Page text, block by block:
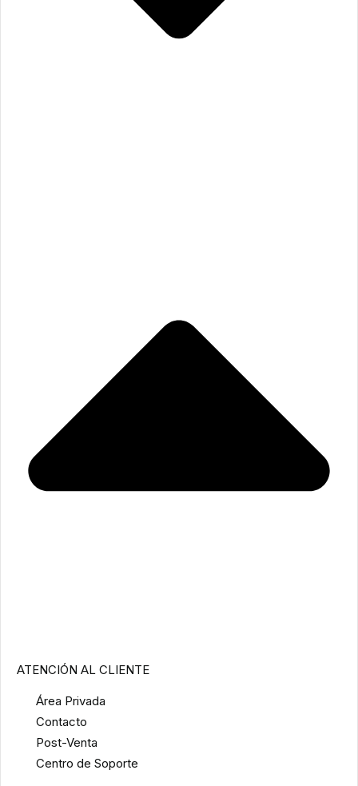
ATENCIÓN AL CLIENTE
Área Privada
Contacto
Post-Venta
Centro de Soporte